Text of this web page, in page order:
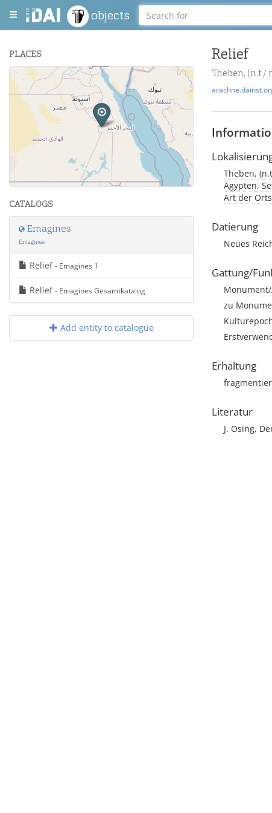
objects
PLACES
+
−
Leaflet| Maps and Data ©OpenStreetMap.
CATALOGS
Emagines
Emagines
Relief- Emagines 1
Relief- Emagines Gesamtkatalog
Add entity to catalogue
Relief
Theben, (n.t /
Theben,
Ägypten,
Art der
Datierung
Neues
Gattung/
zu
Erhaltung
Literatur
J. Osing,